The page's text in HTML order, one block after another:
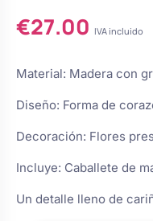
para arras
alianzas
porta alianzas
de boda
personalizadas
Rasca y Gana
Detalles de
Ver todo
Bolsos personalizados
Neceseres personalizados
Otros regalos
Ver todo
€27.00 IVA incluido
Material: Madera con
Diseño: Forma de
Decoración: Flores
Incluye: Caballete de
Un detalle lleno de